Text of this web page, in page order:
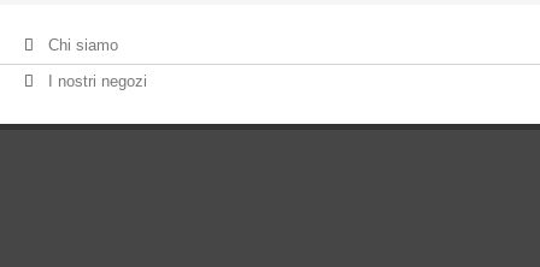
Chi siamo
I nostri negozi